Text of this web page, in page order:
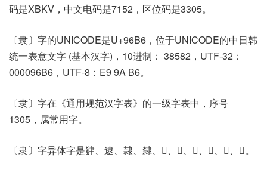
码是XBKV，中文电码是7152，区位码是3305。
〔隶〕字的UNICODE是U+96B6，位于UNICODE的中日韩
统一表意文字 (基本汉字)，10进制： 38582，UTF-32：
000096B6，UTF-8：E9 9A B6。
〔隶〕字在《通用规范汉字表》的一级字表中，序号
1305，属常用字。
〔隶〕字异体字是肄、逮、隷、隸、𣜩、𥛬、𨽻、𨽾、𨾀、𨾁。